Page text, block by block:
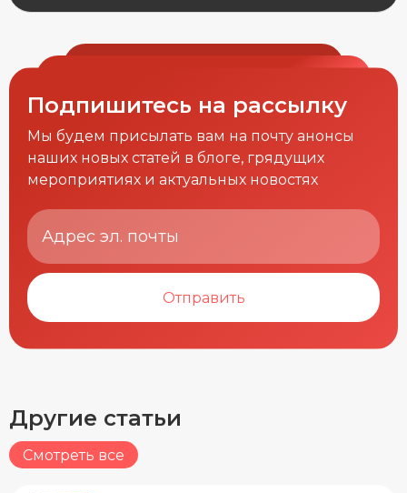
Подпишитесь на рассылку
Мы будем присылать вам на почту анонсы
наших новых статей в блоге, грядущих
мероприятиях и актуальных новостях
Отправить
Другие статьи
Смотреть все